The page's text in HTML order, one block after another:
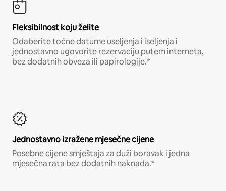
Fleksibilnost koju želite
Odaberite točne datume useljenja i iseljenja i
jednostavno ugovorite rezervaciju putem interneta,
bez dodatnih obveza ili papirologije.*
Jednostavno izražene mjesečne cijene
Posebne cijene smještaja za duži boravak i jedna
mjesečna rata bez dodatnih naknada.*